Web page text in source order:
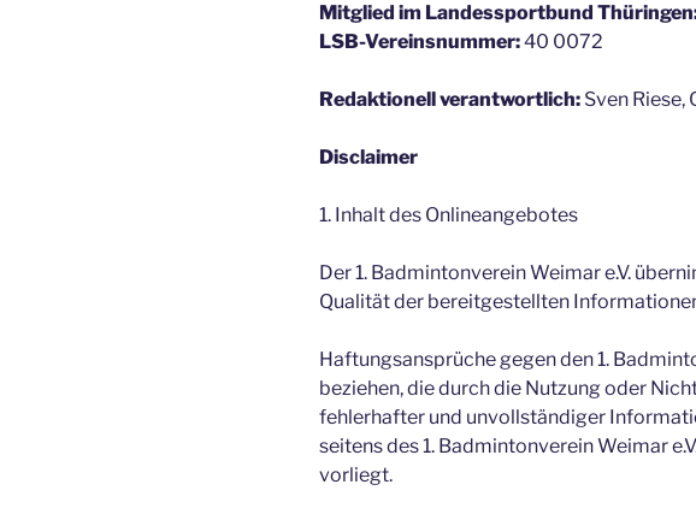
Mitglied im Landessportbund
LSB-Vereinsnummer:40 0072
Redaktionell verantwortlich: Sven Riese,
Disclaimer
1. Inhalt des Onlineangebotes
Der 1. Badmintonverein Weimar e.V.
Qualität der bereitgestellten
Haftungsansprüche gegen den 1.
beziehen, die durch die Nutzung oder
fehlerhafter und unvollständiger
seitens des 1. Badmintonverein Weimar
vorliegt.